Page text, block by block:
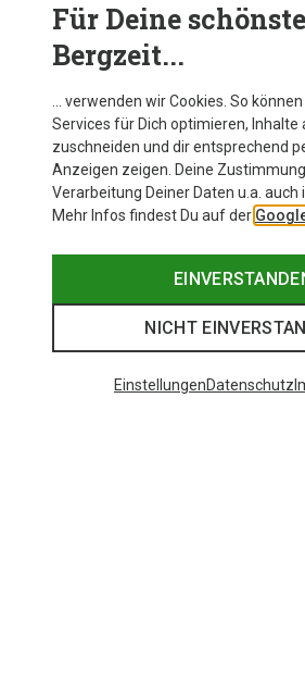
Du sparst 20%
Vaude
Tool
33,95 €
Für Deine schönste
Bergzeit...
… verwenden wir Cookies. So
Services für Dich optimieren, Inhalte
zuschneiden und dir entsprechend
Anzeigen zeigen. Deine
Verarbeitung Deiner Daten u.a. auch
Mehr Infos findest Du auf der
NICHT
EinstellungenDatenschutz